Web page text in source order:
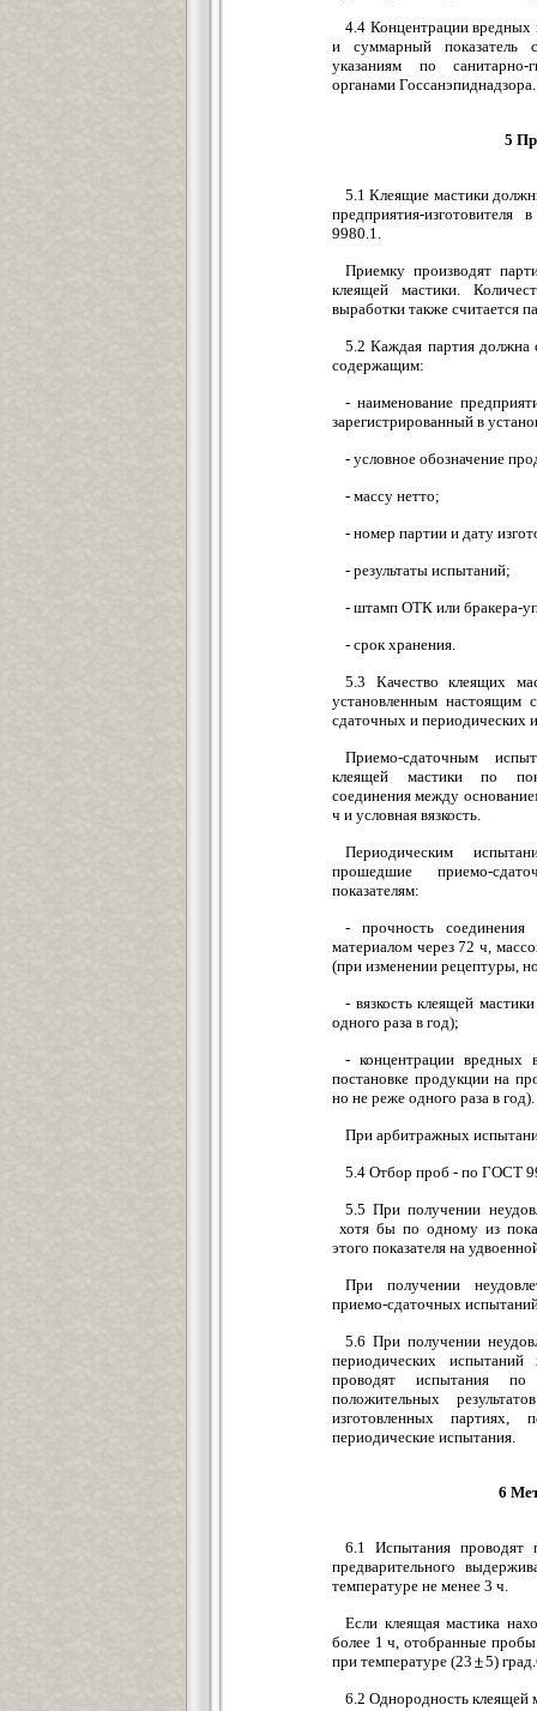
4.4 Концентрации вредных
и суммарный показатель
указаниям по санитарно-
органами Госсанэпиднадзора.
5
5.1 Клеящие мастики
предприятия-
9980.1.
Приемку производят
клеящей мастики.
выработки также считается
5.2 Каждая партия должна
содержащим:
- наименование
зарегистрированный в
- условное обозначение
- массу нетто;
- номер партии и дату
- результаты испытаний;
- штамп ОТК или бракера-
- срок хранения.
5.3 Качество клеящих
установленным настоящим
сдаточных и периодических
Приемо-сдаточным
клеящей мастики по
соединения между
ч и условная вязкость.
Периодическим
прошедшие приемо-
показателям:
- прочность
материалом через 72 ч,
(при изменении рецептуры,
- вязкость клеящей
одного раза в год);
- концентрации вредных
постановке продукции на
но не реже одного раза в год).
При арбитражных
5.4 Отбор проб - по ГОСТ
5.5 При получении
хотя бы по одному из
этого показателя на
При получении
приемо-сдаточных
5.6 При получении
периодических
проводят испытания
положительных
изготовленных партиях,
периодические испытания.
6
6.1 Испытания проводят
предварительного
температуре не менее 3 ч.
Если клеящая мастика
более 1 ч, отобранные
при температуре (23
5)
6.2 Однородность